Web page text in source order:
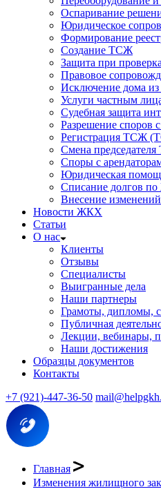
Оспаривание
Юридическое
Формирование
Создание ТСЖ
Защита при
Правовое
Исключение дома
Услуги частным
Судебная защита
Разрешение споров
Регистрация ТСЖ
Смена
Споры с
Юридическая
Списание долгов
Внесение
Новости ЖКХ
Статьи
О нас
Клиенты
Отзывы
Специалисты
Выигранные дела
Наши партнеры
Грамоты, дипломы,
Публичная
Лекции, вебинары,
Наши достижения
Образцы документов
Контакты
+7 (921)-447-36-50
Главная
Изменения жилищного